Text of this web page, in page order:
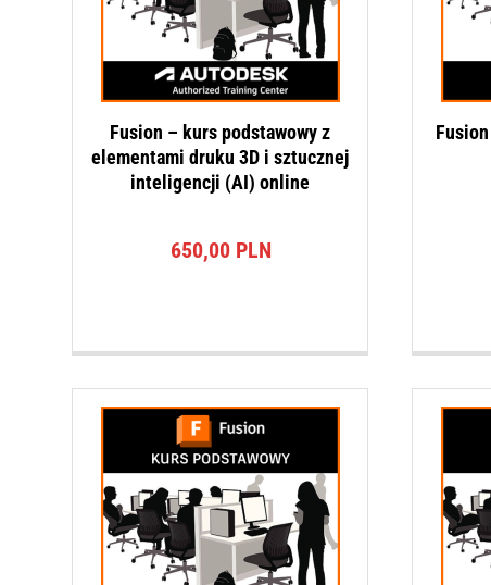
Fusion – kurs podstawowy z
elementami druku 3D i sztucznej
inteligencji (AI) online
650,00 PLN